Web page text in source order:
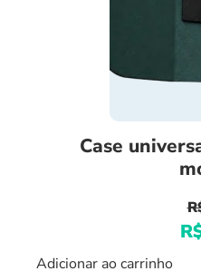
Case
O
Adicionar ao carrinho